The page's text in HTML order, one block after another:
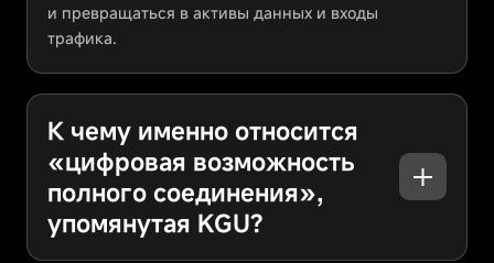
и превращаться в активы данных и входы
трафика.
К чему именно относится
«цифровая возможность
полного соединения»,
упомянутая KGU?